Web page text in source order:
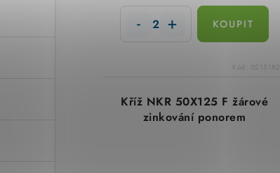
Kód: 0215182
Kříž NKR 50X125 F žárové
zinkování ponorem